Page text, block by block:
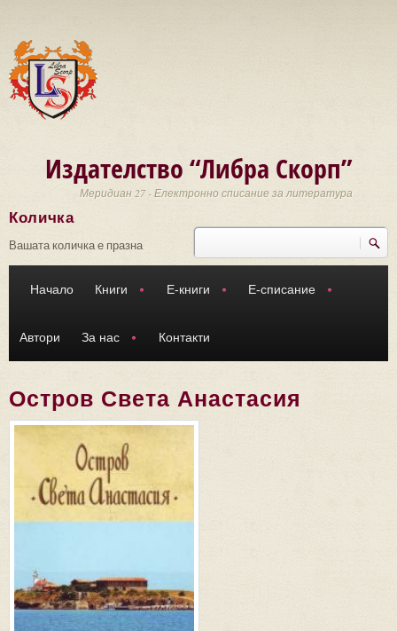
Издателство “Либра Скорп”
Меридиан 27 - Електронно списание за литература
Търси
Количка
Вашата количка е празна
Начало Книги Е-книги Е-списание
Автори За нас Контакти
Остров Света Анастасия